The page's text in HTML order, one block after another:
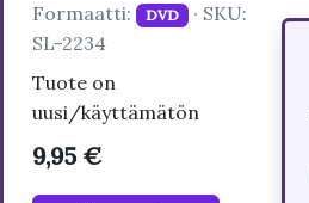
Formaatti: DVD · SKU:
SL-2234
Tuote on
uusi/käyttämätön
9,95 €